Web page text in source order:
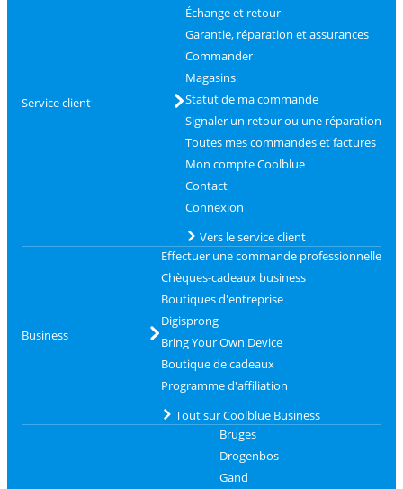
Service client
Échange et retour
Garantie, réparation et assurances
Commander
Magasins
Statut de ma commande
Signaler un retour ou une réparation
Toutes mes commandes et factures
Mon compte Coolblue
Contact
Connexion
Vers le service client
Business
Effectuer une commande professionnelle
Chèques-cadeaux business
Boutiques d'entreprise
Digisprong
Bring Your Own Device
Boutique de cadeaux
Programme d'affiliation
Tout sur Coolblue Business
Bruges
Drogenbos
Gand